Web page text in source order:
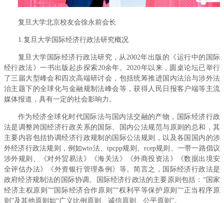
复旦大学北京校友会徐永前会长
1.复旦大学国际经济行政法研究概况
复旦大学国际经济行政法研究，从2002年出版的《运行中的国际
经行政法》一书出版起步探索20余年。2020年以来，圆桌论坛已举行
了三届大型峰会和四次高端研讨会，包括统筹推进国内法治与涉外法
治主题下的全球化与金融规制法峰会等，获得人民日报客户端等主流
媒体报道，具有一定的社会影响力。
作为经济全球化时代国际法与国内法交融的产物，国际经济行政
法是调整跨国经济行政关系的国际、国内公法规范与原则的总和，其
主要内容包括协调经济行政规制的国际公法规则，以及各国国内的涉
外经济行政法规则，例如wto法、tpcpp规则、rcep规则、一带一路倡议
涉外规则、《对外贸易法》《海关法》《外商投资法》《数据出境安
全评估办法》《外资银行管理条例》等。简言之，国际经济行政法是
政府经济规制法的国际协调。国际经济行政法的主要原则包括：“国家
经济主权原则”“国际经济合作原则”“权利平等保护原则”“正当程序原
则”及其他原则如“广义比例原则、诚信原则、公平原则”。